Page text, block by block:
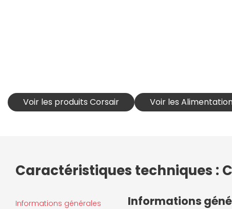
Voir les produits Corsair Voir les
Caractéristiques techniques :
Informations générales
Informations